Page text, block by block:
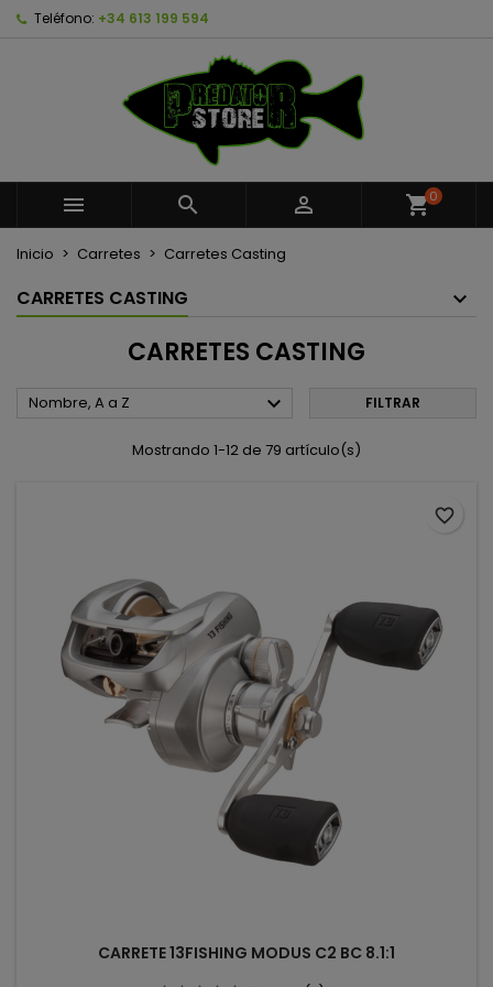
Teléfono: +34 613 199 594
   shopping_cart0
Inicio Carretes Carretes Casting
CARRETES CASTING
CARRETES CASTING
Nombre, A a Z  FILTRAR
Mostrando 1-12 de 79 artículo(s)
CARRETE 13FISHING MODUS C2 BC 8.1:1
favorite_border
Crear nueva lista
((confirmMessage))
((cancelText))
Nombre de la lista de deseos
Cancelar Crear lista de deseos
Debe iniciar sesión para guardar productos en su
lista de deseos.
Iniciar sesión